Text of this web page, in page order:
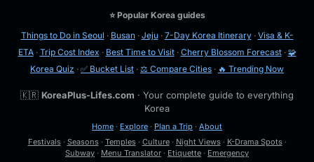
⭐ Popular Korea guides
Things to Do in Seoul · Busan· Jeju· 7-Day Korea Itinerary· Visa & K-
ETA· Trip Cost Index · Best Time to Visit· Cherry Blossom Forecast· 🧩
Korea Quiz · ✅ Bucket List · ⚖️ Compare Cities · 🔥 Trending Now
🇰🇷 KoreaPlus-Lifes.com · Your complete guide to everything
Korea
Home · Explore · Plan a Trip · About
Festivals· Seasons· Temples· Culture· Night Views· K-Drama Spots·
Subway · Menu Translator · Etiquette · Emergency